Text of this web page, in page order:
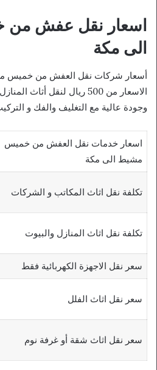
اسعار نقل عفش
الى مكة
أسعار شركات نقل العفش من خميس
الاسعار من 500 ريال لنقل
وجودة عالية مع التغليف والفك و
اسعار خدمات نقل العفش من خميس
مشيط الى مكة
تكلفة نقل اثاث المكاتب و الشركات
تكلفة نقل اثاث المنازل والبيوت
سعر نقل الاجهزة الكهربائية فقط
سعر نقل اثاث الفلل
سعر نقل اثاث شقة أو غرفة نوم